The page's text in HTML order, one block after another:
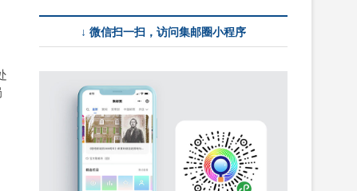
↓ 微信扫一扫，访问集邮圈小程序